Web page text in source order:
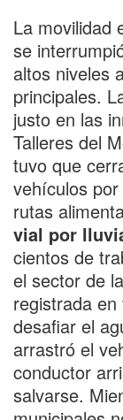
La movilidad
se
altos niveles
principales.
justo en las
Talleres del
tuvo que
vehículos
rutas
vial por
cientos de
el sector de
registrada
desafiar el
arrastró el
conductor
salvarse.